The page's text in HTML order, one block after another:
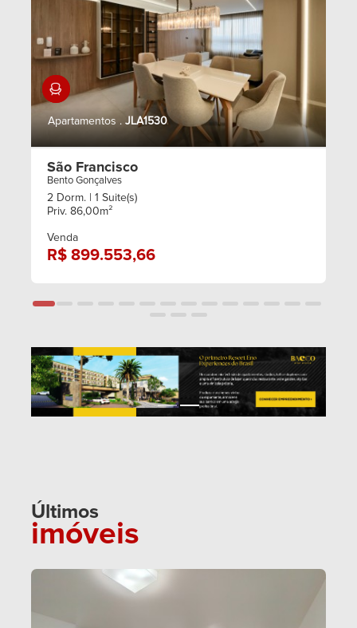
99612.5701
lemesimoveis@live.com
Mobiliado
Apartamentos . JLA1530
São Francisco
Bento Gonçalves
2 Dorm.
| 1 Suite(s)
Priv. 86,00m²
Venda
R$ 899.553,66
Últimos
imóveis